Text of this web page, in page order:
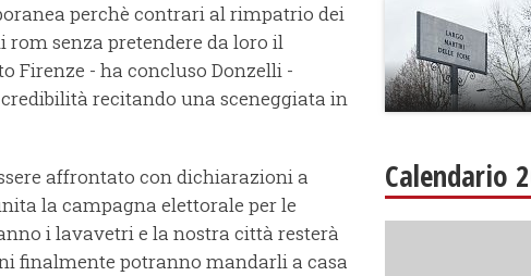
perchè contrari al rimpatrio dei
senza pretendere da loro il
Firenze - ha concluso Donzelli -
recitando una sceneggiata in
affrontato con dichiarazioni a
la campagna elettorale per le
i lavavetri e la nostra città resterà
finalmente potranno mandarli a casa
Calendario